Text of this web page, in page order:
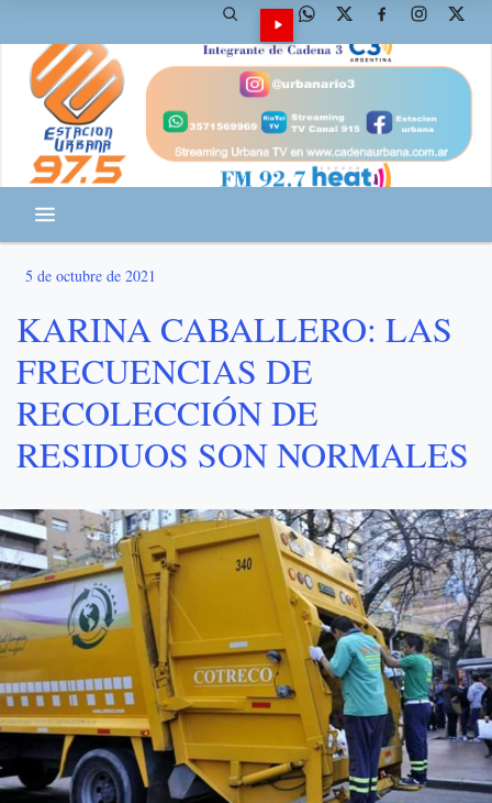
5 de octubre de 2021
KARINA CABALLERO: LAS
FRECUENCIAS DE
RECOLECCIÓN DE
RESIDUOS SON NORMALES